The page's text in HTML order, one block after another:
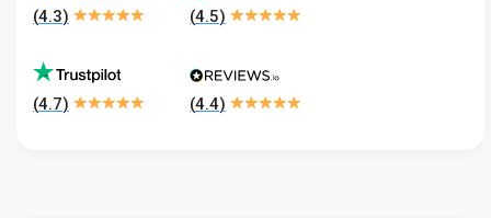
(4.3) (4.5)
(4.7) (4.4)